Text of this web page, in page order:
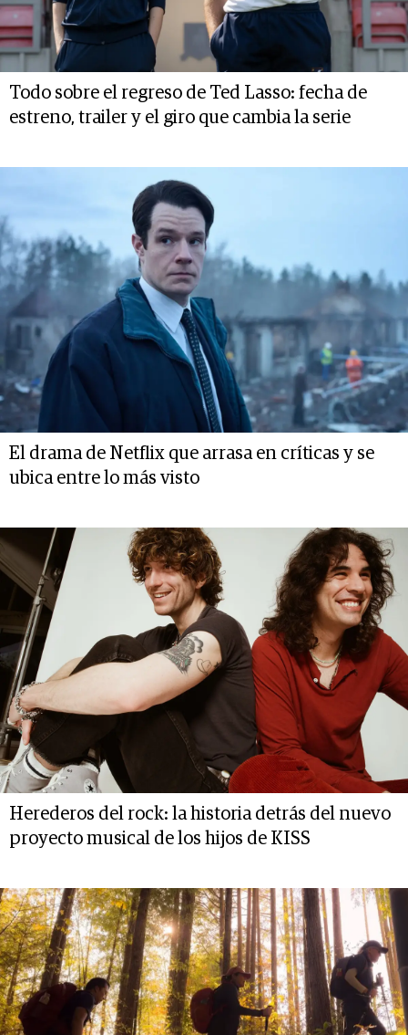
Todo sobre el regreso de Ted Lasso: fecha de
estreno, trailer y el giro que cambia la serie
El drama de Netflix que arrasa en críticas y se
ubica entre lo más visto
Herederos del rock: la historia detrás del nuevo
proyecto musical de los hijos de KISS